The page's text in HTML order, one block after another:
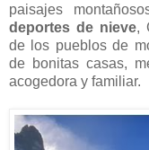
paisajes
deportes de nieve,
de los pueblos de
de bonitas casas,
acogedora y familiar.